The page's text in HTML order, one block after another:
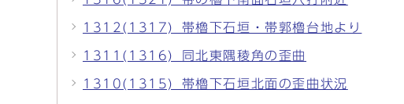
1312(1317)_帯櫓下石垣・帯郭櫓台地より
1311(1316)_同北東隅稜角の歪曲
1310(1315)_帯櫓下石垣北面の歪曲状況